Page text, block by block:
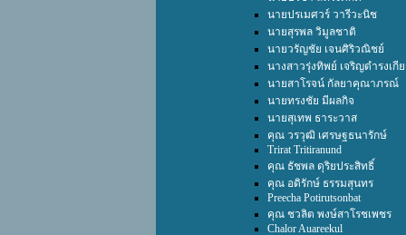
นายปรเมศวร์ วารีวะนิช
นายสุรพล วิมูลชาติ
นายวรัญชัย เจนศิริวณิชย์
นางสาวรุ่งทิพย์ เจริญดำรงเกี
นายสาโรจน์ กัลยาคุณาภรณ์
นายทรงชัย มีผลกิจ
นายสุเทพ ธาระวาส
คุณ วรวุฒิ เศรษฐธนารักษ์
Trirat Tritiranund
คุณ ธัชพล ดุริยประสิทธิ์
คุณ อดิรักษ์ ธรรมสุนทร
Preecha Potirutsonbat
คุณ ชวลิต พงษ์สาโรชเพชร
Chalor Auareekul